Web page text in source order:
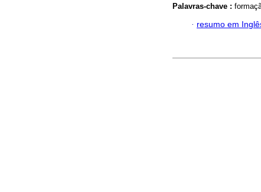
Palavras-chave :
· resumo em